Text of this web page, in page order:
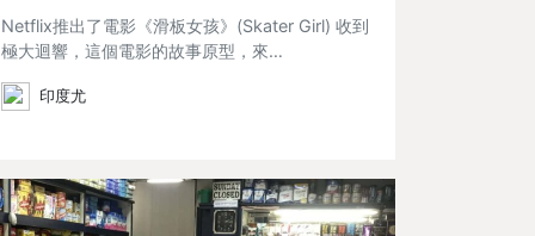
Netflix推出了電影《滑板女孩》(Skater Girl) 收到
極大迴響，這個電影的故事原型，來…
印度尤